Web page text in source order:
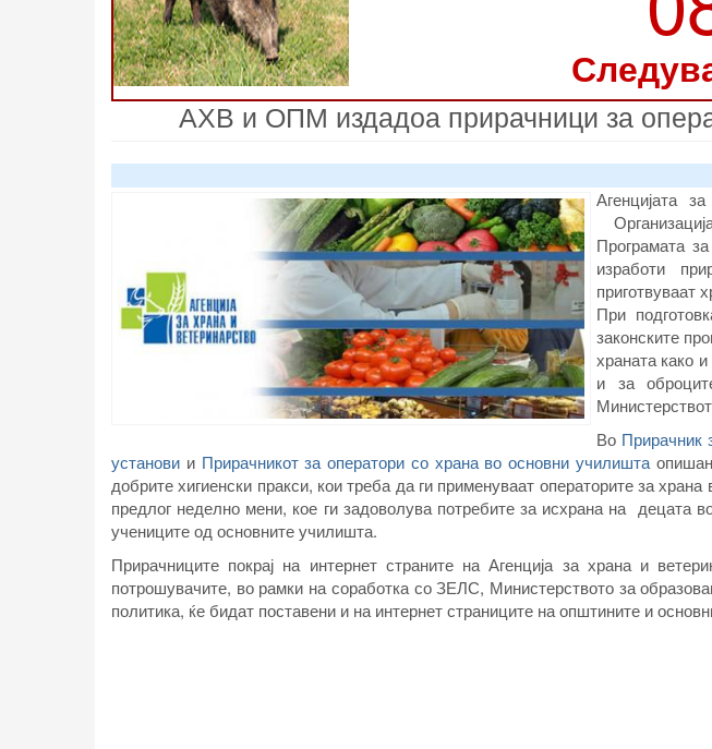
АХВ и ОПМ издадоа прирачници за
Агенцијата
Програмата
изработи
приготвуваат
При
законските
храната како
и за
Во Прирачник
установи и Прирачникот за оператори со храна во основни училишта
добрите хигиенски пракси, кои треба да ги применуваат операторите за
предлог неделно мени, кое ги задоволува потребите за исхрана на децата
учениците од основните училишта.
Прирачниците покрај на интернет страните на Агенција за храна и
потрошувачите, во рамки на соработка со ЗЕЛС, Министерството за
политика, ќе бидат поставени и на интернет страниците на општините и